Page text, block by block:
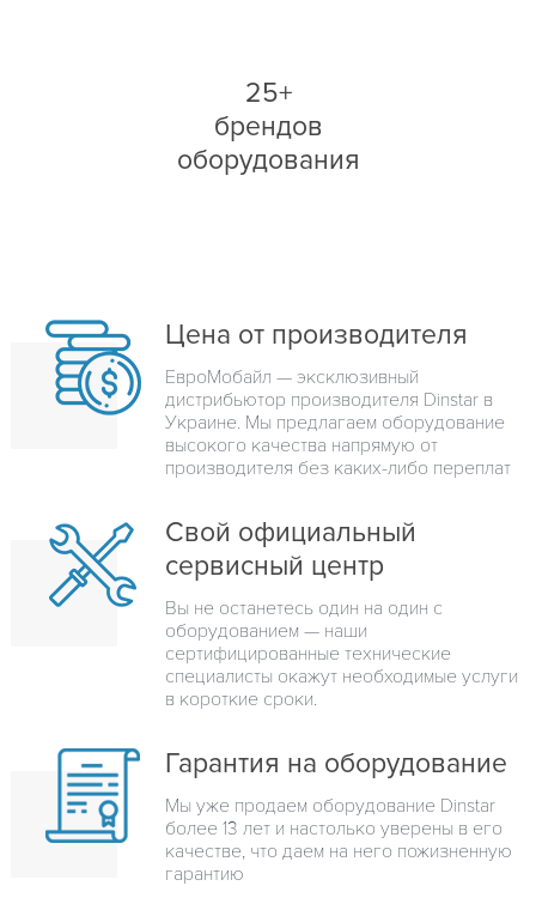
25+
брендов
оборудования
Цена от производителя
ЕвроМобайл — эксклюзивный
дистрибьютор производителя Dinstar в
Украине. Мы предлагаем оборудование
высокого качества напрямую от
производителя без каких-либо переплат
Свой официальный
сервисный центр
Вы не останетесь один на один с
оборудованием — наши
сертифицированные технические
специалисты окажут необходимые услуги
в короткие сроки.
Гарантия на оборудование
Мы уже продаем оборудование Dinstar
более 13 лет и настолько уверены в его
качестве, что даем на него пожизненную
гарантию